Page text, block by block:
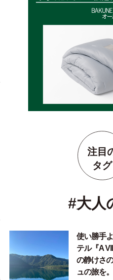
注目
タグ
#大人
使い勝手
テル『A
の静けさ
ュの旅を。